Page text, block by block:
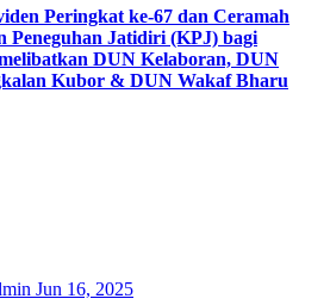
Peringkat ke-67 dan Ceramah
Peneguhan Jatidiri (KPJ) bagi
DUN Kelaboran, DUN
Kubor & DUN Wakaf Bharu
Jun 16, 2025